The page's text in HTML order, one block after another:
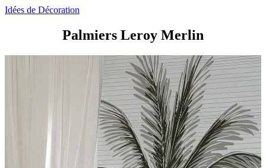
Idées de Décoration
Palmiers Leroy Merlin